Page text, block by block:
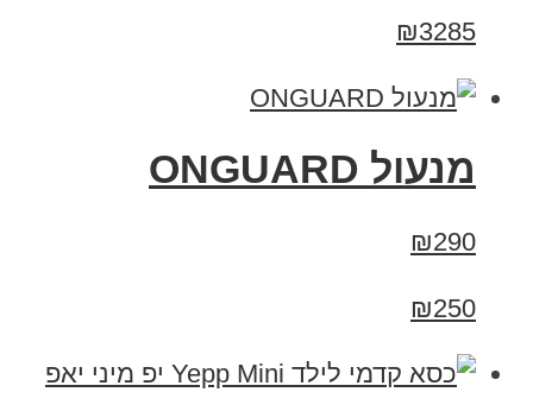
₪3285
מנעול ONGUARD
₪290
₪250